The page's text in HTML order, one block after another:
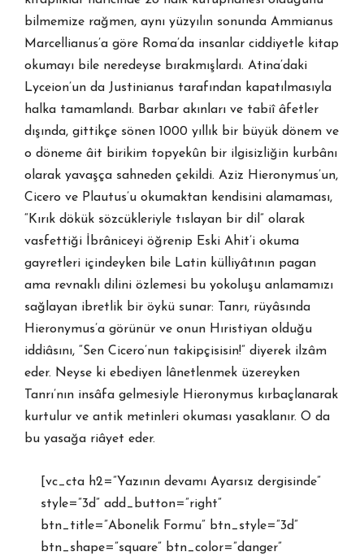
bilmemize rağmen, aynı yüzyılın sonunda Ammianus
Marcellianus’a göre Roma’da insanlar ciddiyetle kitap
okumayı bile neredeyse bırakmışlardı. Atina’daki
Lyceion’un da Justinianus tarafından kapatılmasıyla
halka tamamlandı. Barbar akınları ve tabiî âfetler
dışında, gittikçe sönen 1000 yıllık bir büyük dönem ve
o döneme âit birikim topyekûn bir ilgisizliğin kurbânı
olarak yavaşça sahneden çekildi. Aziz Hieronymus’un,
Cicero ve Plautus’u okumaktan kendisini alamaması,
“Kırık dökük sözcükleriyle tıslayan bir dil” olarak
vasfettiği İbrâniceyi öğrenip Eski Ahit’i okuma
gayretleri içindeyken bile Latin külliyâtının pagan
ama revnaklı dilini özlemesi bu yokoluşu anlamamızı
sağlayan ibretlik bir öykü sunar: Tanrı, rüyâsında
Hieronymus’a görünür ve onun Hıristiyan olduğu
iddiâsını, “Sen Cicero’nun takipçisisin!” diyerek ilzâm
eder. Neyse ki ebediyen lânetlenmek üzereyken
Tanrı’nın insâfa gelmesiyle Hieronymus kırbaçlanarak
kurtulur ve antik metinleri okuması yasaklanır. O da
bu yasağa riâyet eder.
[vc_cta h2=”Yazının devamı Ayarsız dergisinde”
style=”3d” add_button=”right”
btn_title=”Abonelik Formu” btn_style=”3d”
btn_shape=”square” btn_color=”danger”